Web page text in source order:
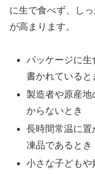
に生で食べず、し
が高まります。
パッケージに生
書かれていると
製造者や原産
からないとき
長時間常温に
凍品であるとき
小さな子どもや